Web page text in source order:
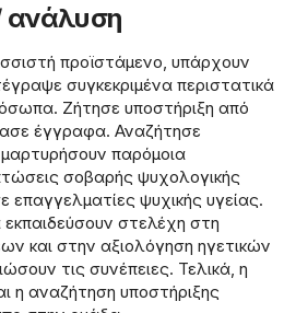
ανάλυση
προϊστάμενο, υπάρχουν
συγκεκριμένα περιστατικά
Ζήτησε υποστήριξη από
έγγραφα. Αναζήτησε
παρόμοια
σοβαρής ψυχολογικής
επαγγελματίες ψυχικής υγείας.
εκπαιδεύσουν στελέχη στη
και στην αξιολόγηση ηγετικών
τις συνέπειες. Τελικά, η
η αναζήτηση υποστήριξης